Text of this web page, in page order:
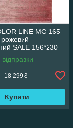
LINE MG 165
рожевий
SALE 156*230
18 299 ₴
Купити